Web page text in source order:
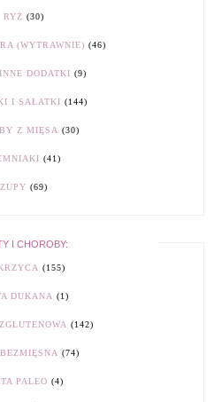
RYŻ (30)
(WYTRAWNIE) (46)
DODATKI (9)
I SAŁATKI (144)
Z MIĘSA (30)
(41)
ZUPY (69)
I CHOROBY:
(155)
DUKANA (1)
(142)
(74)
PALEO (4)